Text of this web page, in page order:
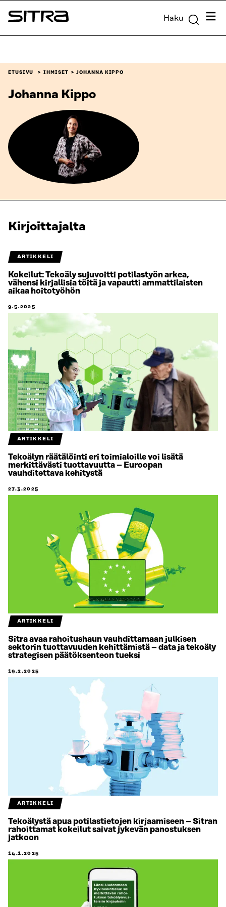
Siirry
suoraan
Sitra Haku
ETUSIVU IHMISET JOHANNA KIPPO
Johanna Kippo
Kirjoittajalta
ARTIKKELI
Kokeilut: Tekoäly sujuvoitti potilastyön arkea,
vähensi kirjallisia töitä ja vapautti ammattilaisten
aikaa hoitotyöhön
9.5.2025
ARTIKKELI
Tekoälyn räätälöinti eri toimialoille voi lisätä
merkittävästi tuottavuutta – Euroopan
vauhditettava kehitystä
27.3.2025
ARTIKKELI
Sitra avaa rahoitushaun vauhdittamaan julkisen
sektorin tuottavuuden kehittämistä – data ja tekoäly
strategisen päätöksenteon tueksi
19.2.2025
ARTIKKELI
Tekoälystä apua potilastietojen kirjaamiseen – Sitran
rahoittamat kokeilut saivat jykevän panostuksen
jatkoon
14.1.2025